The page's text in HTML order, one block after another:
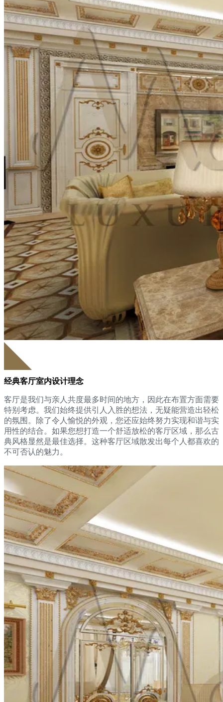
经典客厅室内设计理念
客厅是我们与亲人共度最多时间的地方，因此在布置方面需要
特别考虑。我们始终提供引人入胜的想法，无疑能营造出轻松
的氛围。除了令人愉悦的外观，您还应始终努力实现和谐与实
用性的结合。如果您想打造一个舒适放松的客厅区域，那么古
典风格显然是最佳选择。这种客厅区域散发出每个人都喜欢的
不可否认的魅力。